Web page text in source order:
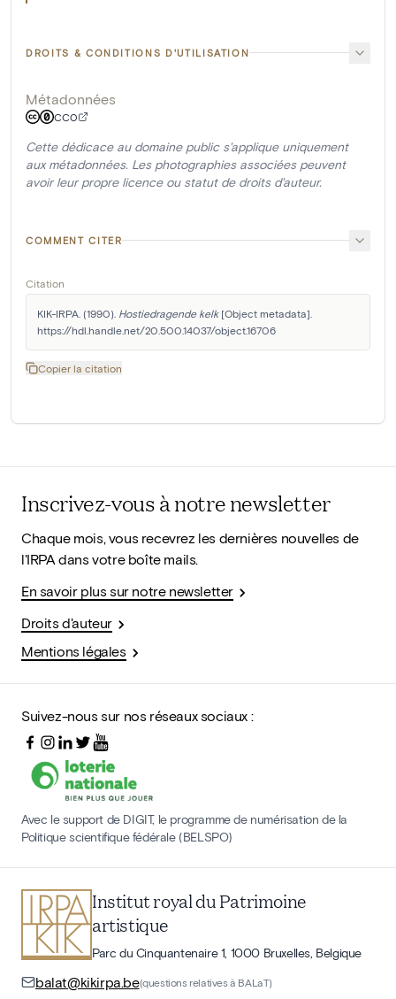
DROITS & CONDITIONS D'UTILISATION
Métadonnées
CC0
Cette dédicace au domaine public s'applique uniquement
aux métadonnées. Les photographies associées peuvent
avoir leur propre licence ou statut de droits d'auteur.
COMMENT CITER
Citation
KIK-IRPA. (1990). Hostiedragende kelk [Object metadata].
https://hdl.handle.net/20.500.14037/object.16706
Copier la citation
Inscrivez-vous à notre newsletter
Chaque mois, vous recevrez les dernières nouvelles de
l'IRPA dans votre boîte mails.
En savoir plus sur notre newsletter
Droits d'auteur
Mentions légales
Suivez-nous sur nos réseaux sociaux :
Avec le support de DIGIT, le programme de numérisation de la
Politique scientifique fédérale (BELSPO)
Institut royal du Patrimoine
artistique
Parc du Cinquantenaire 1, 1000 Bruxelles, Belgique
balat@kikirpa.be(questions relatives à BALaT)